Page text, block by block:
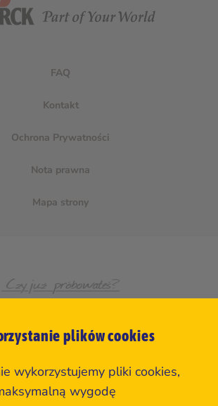
FAQ
Kontakt
Ochrona Prywatności
Nota prawna
Mapa strony
plików cookies
wykorzystujemy pliki cookies,
wygodę